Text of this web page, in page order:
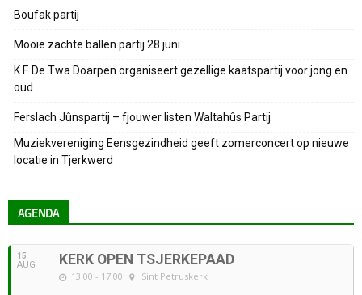
Boufak partij
Mooie zachte ballen partij 28 juni
K.F. De Twa Doarpen organiseert gezellige kaatspartij voor jong en
oud
Ferslach Jûnspartij – fjouwer listen Waltahûs Partij
Muziekvereniging Eensgezindheid geeft zomerconcert op nieuwe
locatie in Tjerkwerd
AGENDA
15
AUG KERK OPEN TSJERKEPAAD
13:00 - 17:00 Sint Petruskerk